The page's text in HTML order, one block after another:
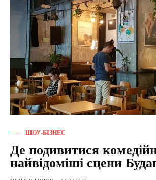
ШОУ-БІЗНЕС
Де подивитися
найвідоміші сцени